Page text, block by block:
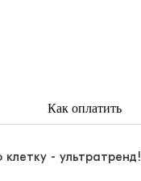
Как оплатить
- ультратренд!